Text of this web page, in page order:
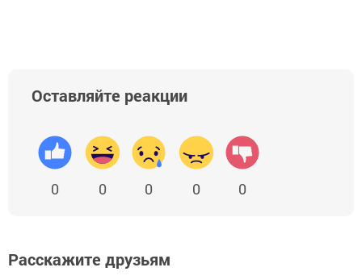
Оставляйте реакции
0 0 0 0 0
Расскажите друзьям